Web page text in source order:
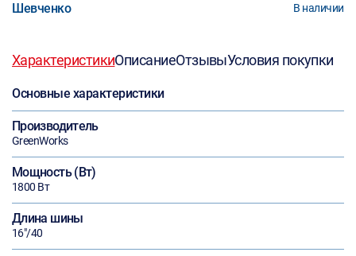
Шевченко В наличии
ХарактеристикиОписаниеОтзывыУсловия покупки
Основные характеристики
Производитель
GreenWorks
Мощность (Вт)
1800 Вт
Длина шины
16"/40